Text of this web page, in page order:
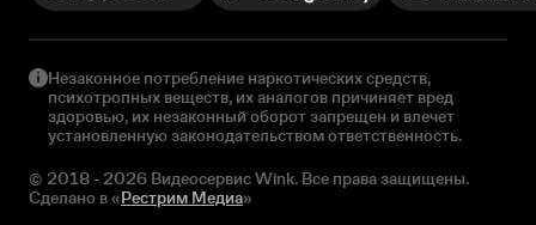
Незаконное потребление наркотических средств,
психотропных веществ, их аналогов причиняет вред
здоровью, их незаконный оборот запрещен и влечет
установленную законодательством ответственность.
© 2018 - 2026 Видеосервис Wink. Все права защищены.
Сделано в «Рестрим Медиа»